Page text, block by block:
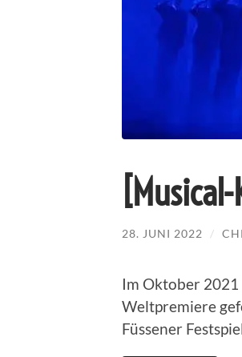
28. JUNI 2022 /
Im Oktober 2021
Weltpremiere
Füssener